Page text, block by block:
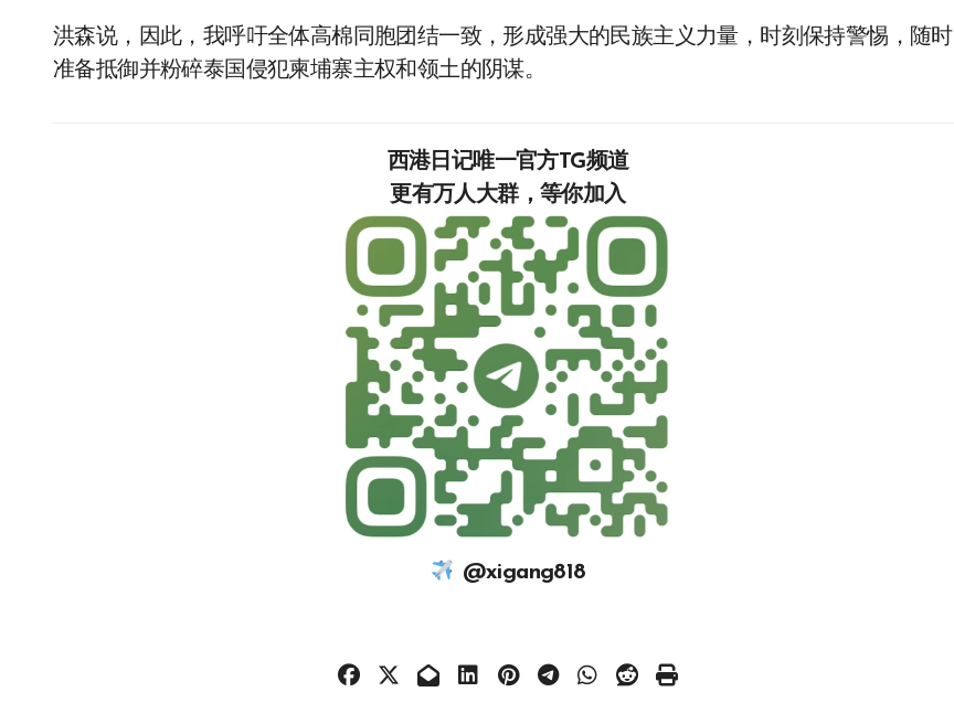
洪森说，因此，我呼吁全体高棉同胞团结一致，形成强大的民族主义力量，时刻保持警惕，随时
准备抵御并粉碎泰国侵犯柬埔寨主权和领土的阴谋。
西港日记唯一官方TG频道
更有万人大群，等你加入‍‍‍‍‍‍‍‍‍‍‍‍‍
@xigang818